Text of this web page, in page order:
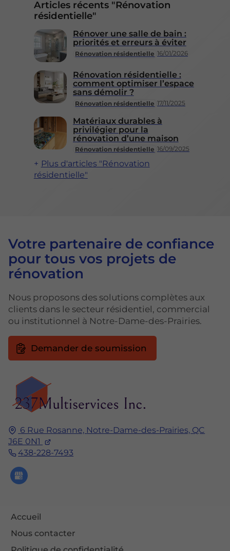
Articles récents "Rénovation
résidentielle"
Rénovation résidentielle 16/01/2026
Rénover une salle de bain :
priorités et erreurs à éviter
Rénovation résidentielle 17/11/2025
Rénovation résidentielle :
comment optimiser l’espace
sans démolir ?
Rénovation résidentielle 16/09/2025
Matériaux durables à
privilégier pour la
rénovation d’une maison
Plus d'articles "Rénovation
résidentielle"
6 Rue Rosanne, Notre-Dame-des-Prairies, QC
J6E 0N1
438-228-7493
Accueil
Nous contacter
Votre partenaire de confiance
pour tous vos projets de
rénovation
Nous proposons des solutions complètes aux
clients dans le secteur résidentiel, commercial
ou institutionnel à Notre-Dame-des-Prairies.
Demander de soumission